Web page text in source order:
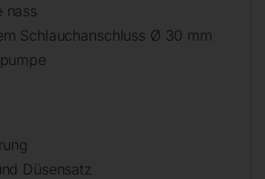
nass
Schlauchanschluss Ø 30 mm
Düsensatz